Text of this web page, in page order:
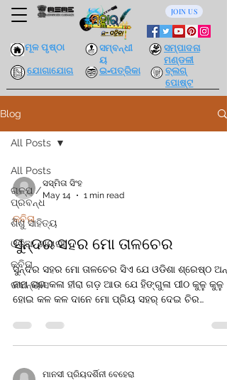
JOIN US
ମୂଳ ପୃଷ୍ଠା
ସମ୍ବନ୍ଧୀ
ୟ
ଯୋଗାଯୋଗ
ସମ୍ପାଦନା
ମଣ୍ଡଳୀ
ଇ-ପତ୍ରିକା
ବ୍ଲଗ୍
ପୋଷ୍ଟ
Blog
All Posts
ଗଳ୍ପ /
ପ୍ରବନ୍ଧ
ଶିଶୁ ସାହିତ୍ୟ
ଓଡ଼ିଆ ଶାୟରୀ
କବିତା
ଉପନ୍ୟାସ
All Posts
ସସ୍ମିତା ସିଂହ
May 14
1 min read
କବିତା
ସୁନ୍ଦର ସହର ମୋ ତାଳଚେର
ସୁନ୍ଦର ସହର ମୋ ତାଳଚେର ସିଏ ଯେ ଓଡିଶା ଶ୍ରେଷ୍ଠ
ନାମ ତାର କଳା ହୀରା ଗଡ଼ ଆଉ ଯେ ହିଙ୍ଗୁଳା ପୀଠ କୁଳୁ କୁଳୁ
ହୋଇ କଳ କଳ ଦାନେ ମୋ ପ୍ରିୟ ସହର୍ ଦେଇ ଚିର
ପ୍ରସିଧ୍ୟ ରାଜ ନଅ ର ଟି ବଢା଼ଉଛି ଯାର ଶୋଭା ବ୍ରାହ୍ମଣି
କୂଳରେ ପଶ୍ଚିମ ସ୍ୱର ଯେ ମନହୋରା ମନ ଲୋଭା ସୁସୋଭିତ
ନବ ବଧୂ ଟିଏ ସାଜି ଅଛି ପାଟ ରାଣୀ
ମାନସୀ ପ୍ରିୟଦର୍ଶିନୀ ବେହେରା